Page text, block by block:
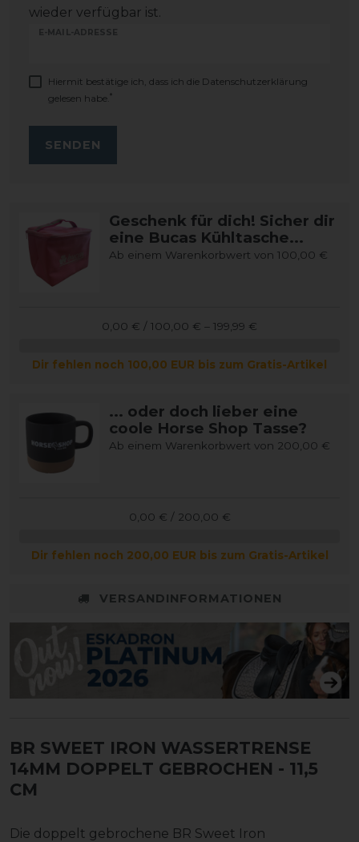
wieder verfügbar ist.
E-MAIL-ADRESSE
Hiermit bestätige ich, dass ich die Daten­schutz­erklärung
gelesen habe. *
SENDEN
Geschenk für dich! Sicher dir
eine Bucas Kühltasche...
Ab einem Warenkorbwert von 100,00 €
0,00 € / 100,00 € – 199,99 €
Dir fehlen noch 100,00 EUR bis zum Gratis-Artikel
... oder doch lieber eine
coole Horse Shop Tasse?
Ab einem Warenkorbwert von 200,00 €
0,00 € / 200,00 €
Dir fehlen noch 200,00 EUR bis zum Gratis-Artikel
VERSANDINFORMATIONEN
BR SWEET IRON WASSERTRENSE
14MM DOPPELT GEBROCHEN - 11,5
CM
Die doppelt gebrochene BR Sweet Iron